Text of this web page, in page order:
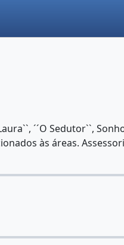
´´O Sedutor``,
às áreas.